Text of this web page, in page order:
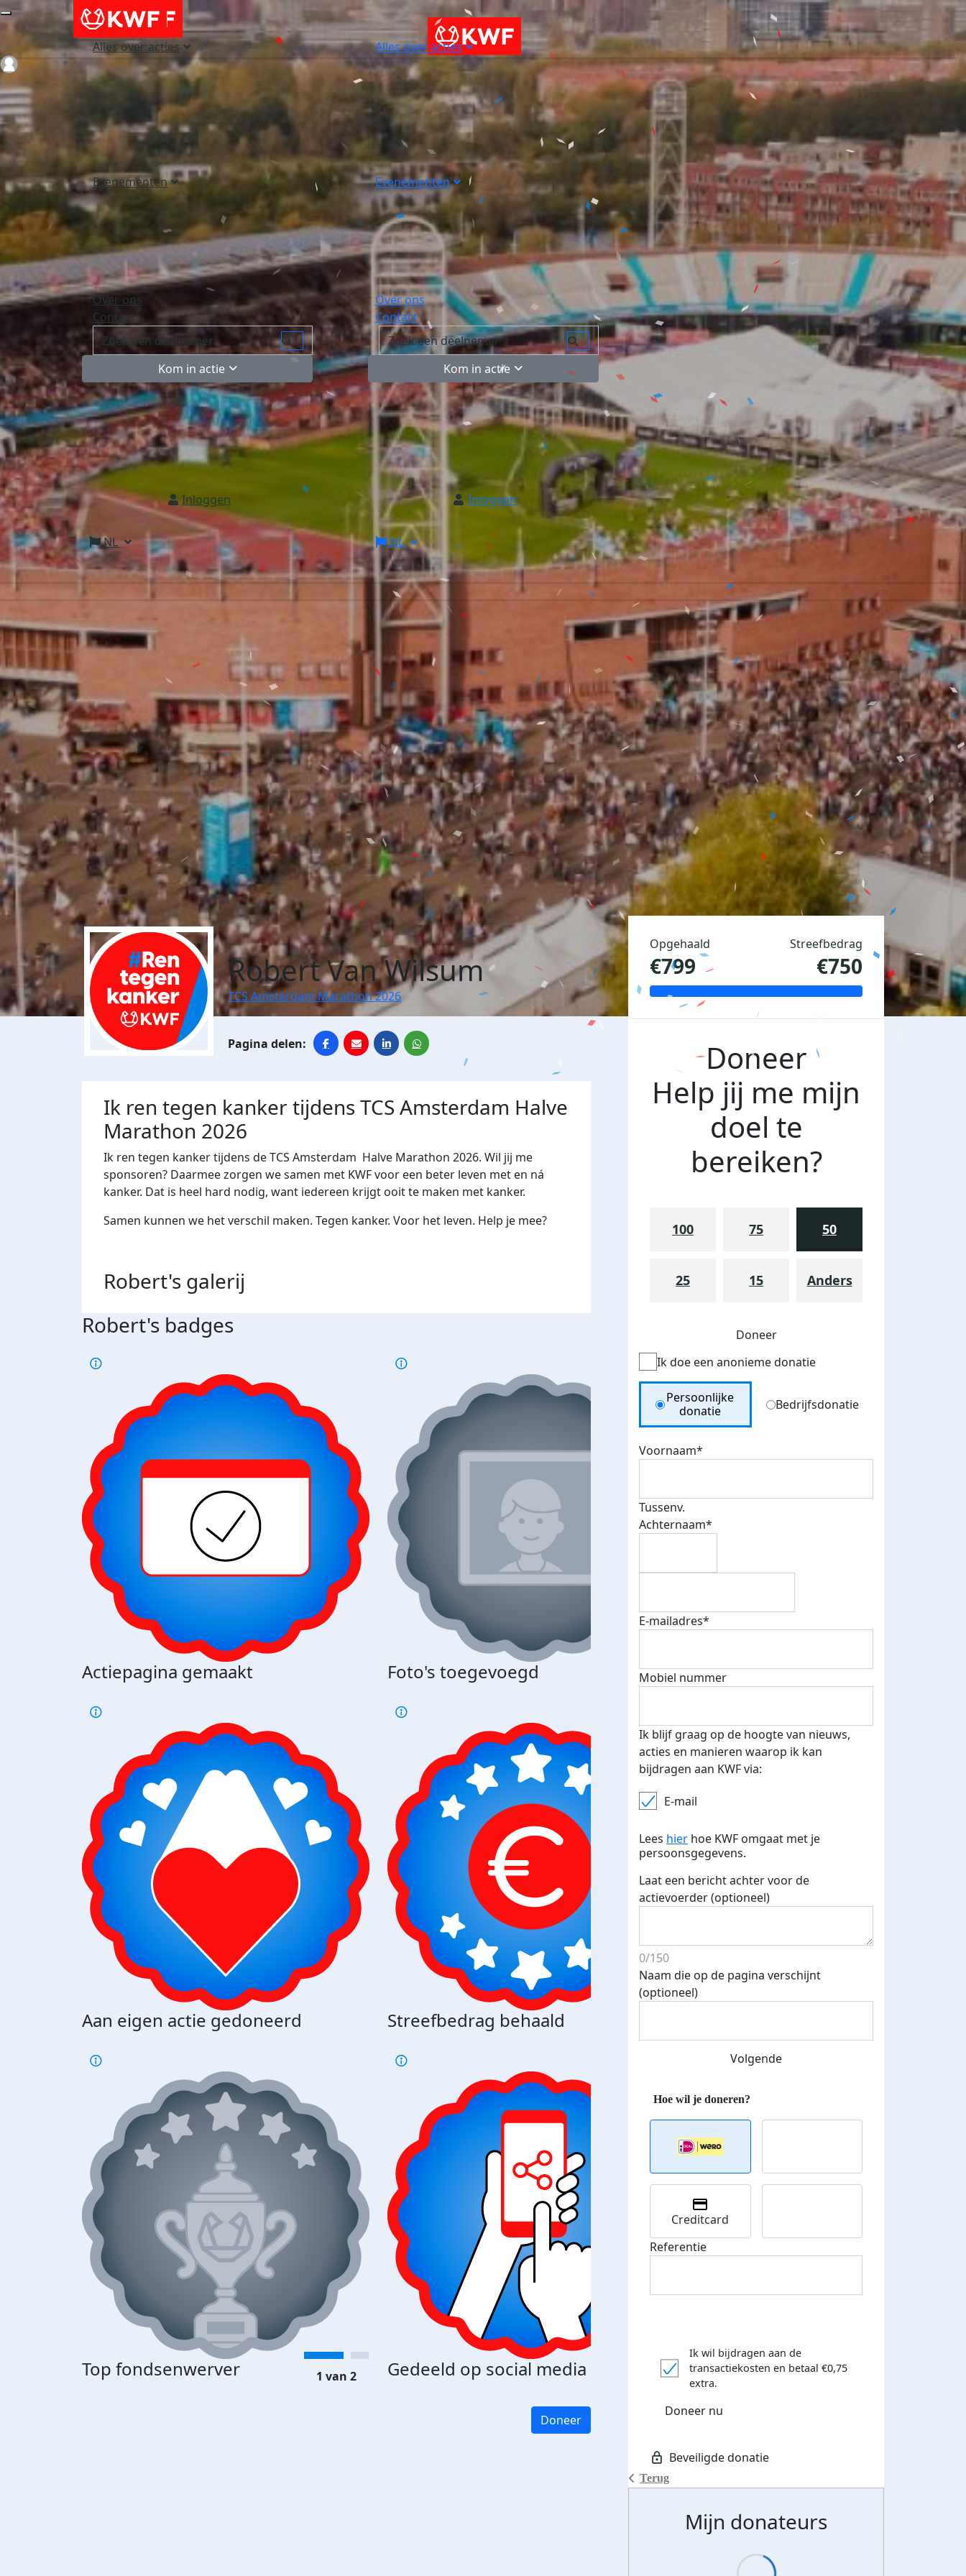
Alles over acties
Evenementen
Over ons
Contact
Kom in actie
Inloggen
NL
Alles over acties
Evenementen
Over ons
Contact
Kom in actie
Inloggen
NL
Login
Robert Van Wilsum
TCS Amsterdam Marathon 2026
Ik ren tegen kanker tijdens TCS Amsterdam Halve
Marathon 2026
Ik ren tegen kanker tijdens de TCS Amsterdam Halve Marathon 2026. Wil jij me
sponsoren? Daarmee zorgen we samen met KWF voor een beter leven met en ná
kanker. Dat is heel hard nodig, want iedereen krijgt ooit te maken met kanker.
Samen kunnen we het verschil maken. Tegen kanker. Voor het leven. Help je mee?
Robert's galerij
Robert's badges
Actiepagina gemaakt Foto's toegevoegd E-mails verstuurd
Aan eigen actie gedoneerd Streefbedrag behaald
Top fondsenwerver Gedeeld op social media Donateurs bedankt
€500 euro opgehaald: t-shirt
verdiend
1 van 2
Doneer
Opgehaald
€799
Streefbedrag
€750
Doneer
Help jij me mijn
doel te
bereiken?
100 75 50
25 15 Anders
Doneer
Ik doe een anonieme donatie
Donation Type
Persoonlijke
donatie
Bedrijfsdonatie
Voornaam*
Tussenv.
Achternaam*
E-mailadres*
Mobiel nummer
Ik blijf graag op de hoogte van nieuws,
acties en manieren waarop ik kan
bijdragen aan KWF via:
E-mail
Lees hier hoe KWF omgaat met je
persoonsgegevens.
Laat een bericht achter voor de
actievoerder (optioneel)
0/150
Naam die op de pagina verschijnt
(optioneel)
Volgende
Terug
Creditcard
Referentie
Ik wil bijdragen aan de
transactiekosten en betaal €0,75
extra.
Doneer nu
Mijn donateurs